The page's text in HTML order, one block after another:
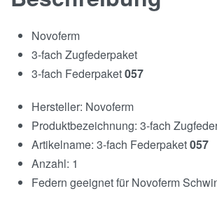
Novoferm
3-fach Zugfederpaket
3-fach Federpaket057
Hersteller: Novoferm
Produktbezeichnung: 3-fach
Artikelname: 3-fach Federpaket057
Anzahl: 1
Federn geeignet für Novoferm